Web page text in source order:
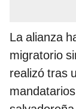
La alianza
migratorio
realizó tras